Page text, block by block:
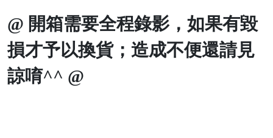
@ 開箱需要全程錄影，如果有毀
損才予以換貨；造成不便還請見
諒唷^^ @